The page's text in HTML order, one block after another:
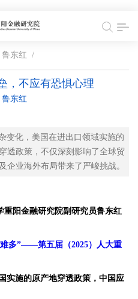
鲁东红 /
，不应有恐惧心理
鲁东红
变化，美国在进出口领域实施的
透政策，不仅深刻影响了全球贸
企业海外布局带来了严峻挑战。
重阳金融研究院副研究员鲁东红
多”——第五届（2025）人大重
实施的原产地穿透政策，中国应